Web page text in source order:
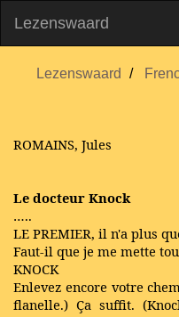
Lezenswaard
Lezenswaard
ROMAINS, Jules
Le docteur Knock
…..
LE PREMIER, il n'a plus
Faut-il que je me mette
KNOCK
Enlevez encore votre
flanelle.) Ça suffit.